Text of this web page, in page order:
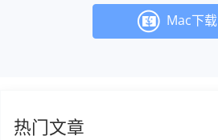
Mac下载
热门文章